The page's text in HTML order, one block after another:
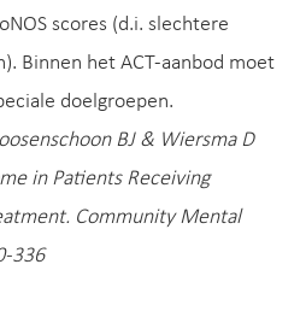
scores (d.i. slechtere
Binnen het ACT-aanbod moet
doelgroepen.
BJ & Wiersma D
in Patients Receiving
Community Mental
336